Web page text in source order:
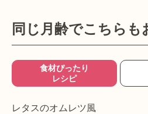
同じ月齢でこちらも
食材ぴったり
レシピ
レタスのオムレツ風